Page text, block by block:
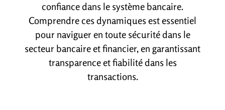
confiance dans le système bancaire.
Comprendre ces dynamiques est essentiel
pour naviguer en toute sécurité dans le
secteur bancaire et financier, en garantissant
transparence et fiabilité dans les
transactions.